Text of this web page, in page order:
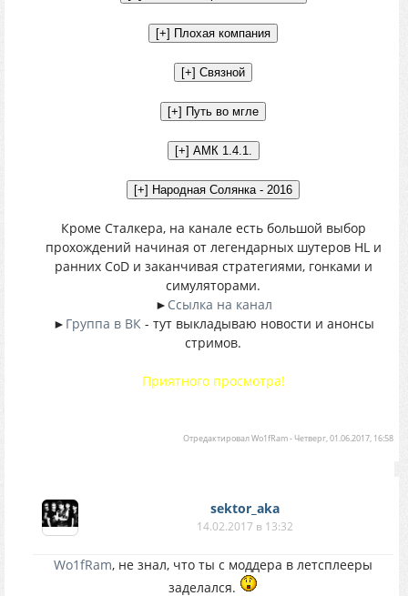
Кроме Сталкера, на канале есть большой выбор
прохождений начиная от легендарных шутеров HL и
ранних CoD и заканчивая стратегиями, гонками и
симуляторами.
► Ссылка на канал
► Группа в ВК- тут выкладываю новости и анонсы
стримов.
Приятного просмотра!
ОтредактировалWo1fRam-Четверг, 01.06.2017, 16:58
sektor_aka
14.02.2017 в 13:32
Wo1fRam, не знал, что ты с моддера в летсплееры
заделался.